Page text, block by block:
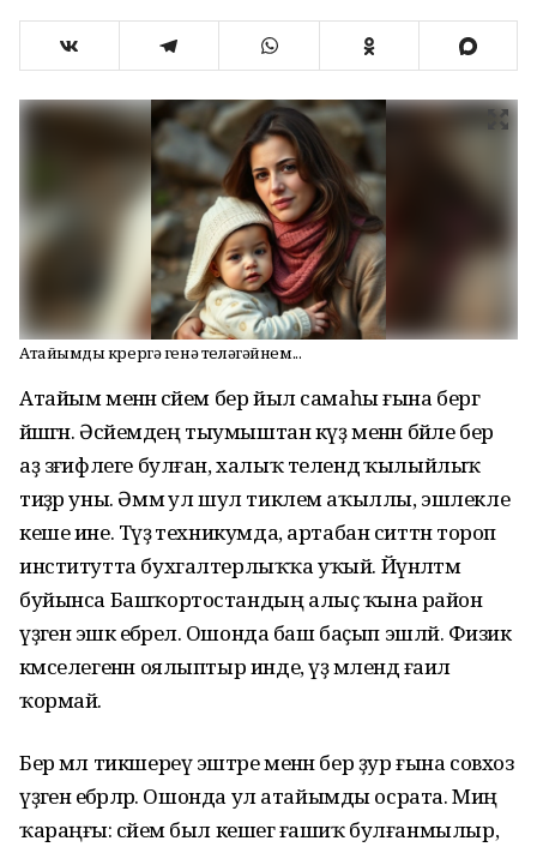
Атайымды күрергә генә теләгәйнем...
Атайым менән әсәйем бер йыл самаһы ғына бергә
йәшәгән. Әсәйемдең тыумыштан күҙ менән бәйле бер
аҙ зәғифлеге булған, халыҡ телендә ҡылыйлыҡ
тиҙәр уны. Әммә ул шул тиклем аҡыллы, эшлекле
кеше ине. Тәүҙә техникумда, артабан ситтән тороп
институтта бухгалтерлыҡҡа уҡый. Йүнәлтмә
буйынса Башҡортостандың алыҫ ҡына район
үҙәгенә эшкә ебәрелә. Ошонда баш баҫып эшләй. Физик
кәмселегенән оялыптыр инде, үҙ мәлендә ғаилә
ҡормай.
Бер мәл тикшереү эштәре менән бер ҙур ғына совхоз
үҙәгенә ебәрәләр. Ошонда ул атайымды осрата. Миңә
ҡараңғы: әсәйем был кешегә ғашиҡ булғанмылыр,